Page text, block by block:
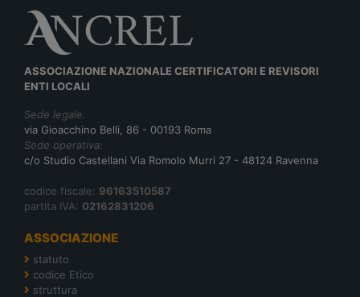
ASSOCIAZIONE NAZIONALE CERTIFICATORI E REVISORI
ENTI LOCALI
Sede legale:
via Gioacchino Belli, 86 - 00193 Roma
Sede operativa:
c/o Studio Castellani Via Romolo Murri 27 - 48124 Ravenna
codice fiscale: 96163510587
partita IVA: 02162831206
ASSOCIAZIONE
statuto
codice Etico
struttura